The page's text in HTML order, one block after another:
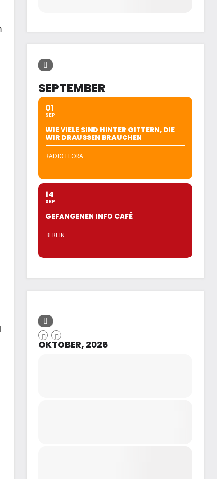
SEPTEMBER
01
SEP
WIE VIELE SIND HINTER GITTERN, DIE
WIR DRAUSSEN BRAUCHEN
RADIO FLORA
14
SEP
GEFANGENEN INFO CAFÉ
BERLIN
OKTOBER, 2026